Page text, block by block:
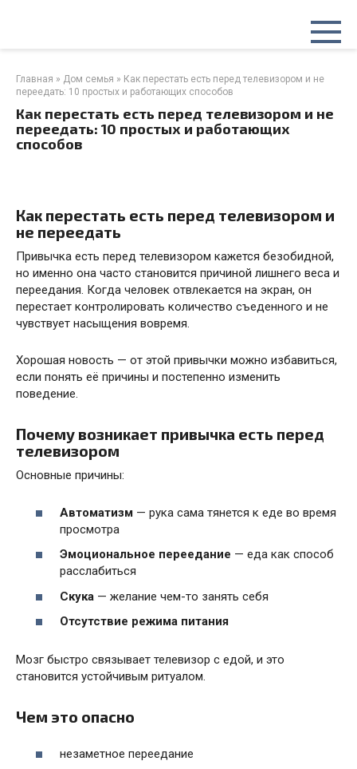
Главная » Дом семья » Как перестать есть перед телевизором и не
переедать: 10 простых и работающих способов
Как перестать есть перед телевизором и не
переедать: 10 простых и работающих
способов
Как перестать есть перед телевизором и
не переедать
Привычка есть перед телевизором кажется безобидной,
но именно она часто становится причиной лишнего веса и
переедания. Когда человек отвлекается на экран, он
перестает контролировать количество съеденного и не
чувствует насыщения вовремя.
Хорошая новость — от этой привычки можно избавиться,
если понять её причины и постепенно изменить
поведение.
Почему возникает привычка есть перед
телевизором
Основные причины:
Автоматизм — рука сама тянется к еде во время
просмотра
Эмоциональное переедание — еда как способ
расслабиться
Скука — желание чем-то занять себя
Отсутствие режима питания
Мозг быстро связывает телевизор с едой, и это
становится устойчивым ритуалом.
Чем это опасно
незаметное переедание